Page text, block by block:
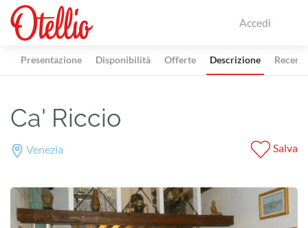
Accedi
Presentazione Disponibilità Offerte Descrizione
Ca' Riccio
Venezia Salva